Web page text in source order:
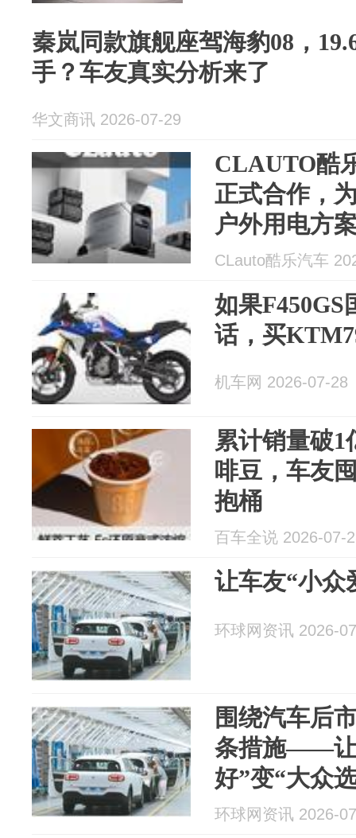
秦岚同款旗舰座驾海豹08，
手？车友真实分析来了
华文商讯 2026-07-29
CLAUTO酷
正式合作，
户外用电方
CLauto酷乐汽车
如果F450GS
话，买
机车网 2026-07-28
累计销量破
啡豆，车友
抱桶
百车全说 2026-07-
让车友“小众
环球网资讯 2026-
围绕汽车后
条措施——让
好”变“大众
环球网资讯 2026-